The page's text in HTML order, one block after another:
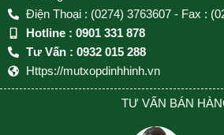
Điện Thoại : (0274) 3763607 - Fax :
Hotline : 0901 331 878
Tư Vấn : 0932 015 288
Https://mutxopdinhhinh.vn
TƯ VẤN BÁN